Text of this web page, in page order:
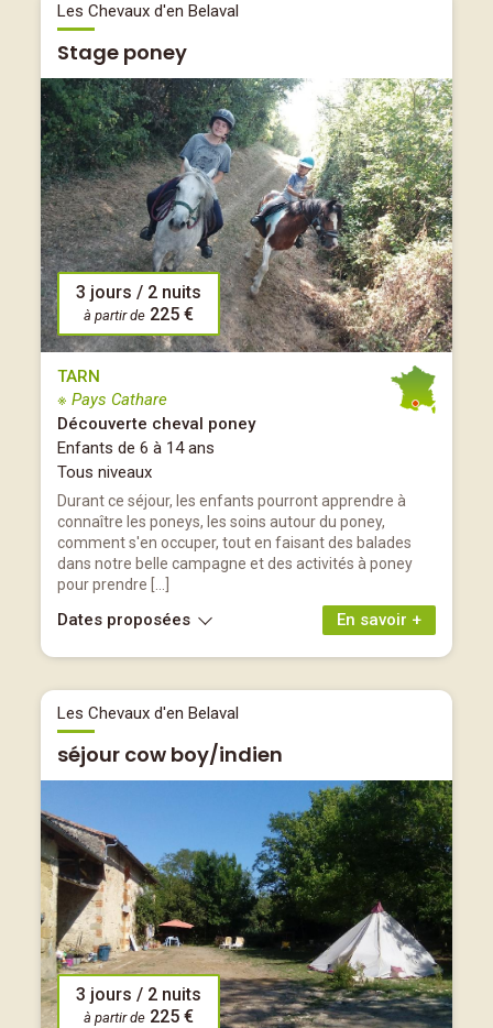
Les Chevaux d'en Belaval
Stage poney
3 jours / 2 nuits
à partir de 225 €
TARN
※ Pays Cathare
Découverte cheval poney
Enfants de 6 à 14 ans
Tous niveaux
Durant ce séjour, les enfants pourront apprendre à
connaître les poneys, les soins autour du poney,
comment s'en occuper, tout en faisant des balades
dans notre belle campagne et des activités à poney
pour prendre […]
En savoir +
Dates proposées
Les Chevaux d'en Belaval
séjour cow boy/indien
3 jours / 2 nuits
à partir de 225 €